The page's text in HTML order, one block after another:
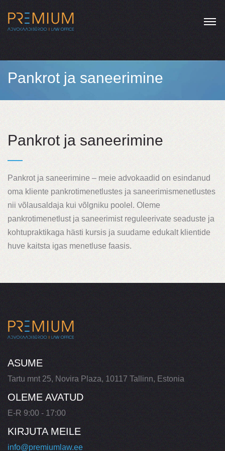
Pankrot ja saneerimine
Pankrot ja saneerimine
Pankrot ja saneerimine – meie advokaadid on esindanud
oma kliente pankrotimenetlustes ja saneerimismenetlustes
nii võlausaldaja kui võlgniku poolel. Oleme
pankrotimenetlust ja saneerimist reguleerivate seaduste ja
kohtupraktikaga hästi kursis ja suudame edukalt klientide
huve kaitsta igas menetluse faasis.
ASUME
Tartu mnt 25, Novira Plaza, 10117 Tallinn, Estonia
OLEME AVATUD
E-R 9:00 - 17:00
KIRJUTA MEILE
info@premiumlaw.ee